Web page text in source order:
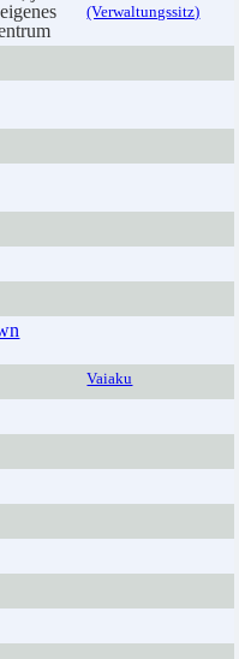
(Verwaltungssitz)
Vaiaku